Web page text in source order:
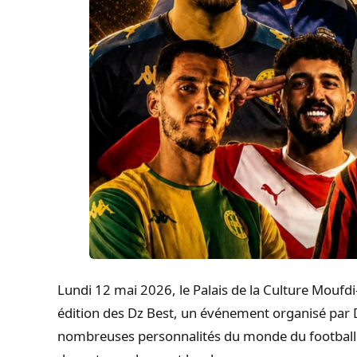
Lundi 12 mai 2026, le Palais de la Culture
édition des Dz Best, un événement organisé
nombreuses personnalités du monde du